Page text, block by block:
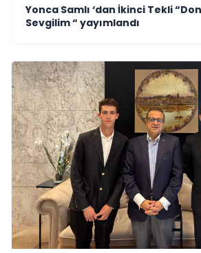
Yonca Samlı ‘dan İkinci Tekli
Sevgilim “ yayımlandı